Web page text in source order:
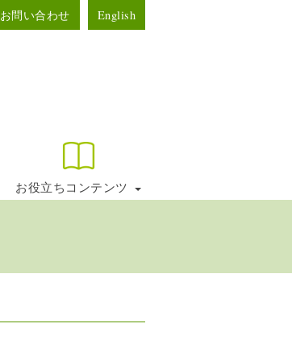
English
お問い合わせ
お役立ちコンテンツ